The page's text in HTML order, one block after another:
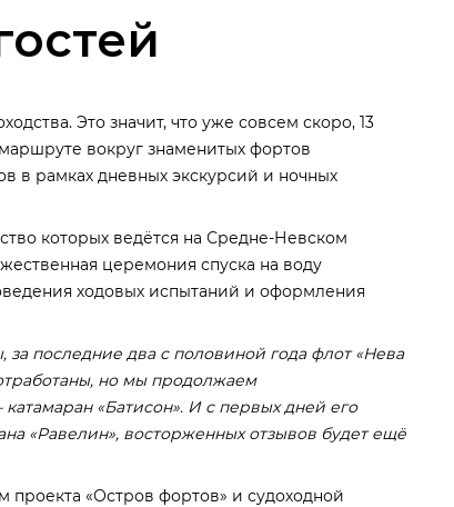
Это значит, что уже совсем скоро, 13
вокруг знаменитых фортов
в рамках дневных экскурсий и ночных
которых ведётся на Средне-Невском
церемония спуска на воду
ходовых испытаний и оформления
последние два с половиной года флот «Нева
но мы продолжаем
«Батисон». И с первых дней его
«Равелин», восторженных отзывов будет ещё
«Остров фортов» и судоходной